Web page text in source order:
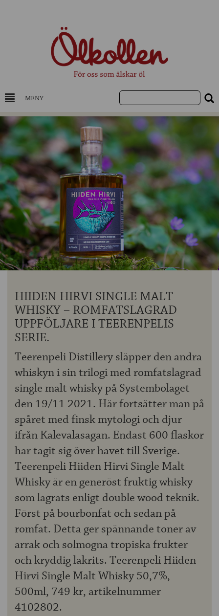
MENY
DRYCKESKUNSKAP
NYHETER
UTVALDA ÖL
UTVALDA CIDER
UTVALDA DESTILLAT
OM ÖLKOLLEN
KONTAKTA OSS
HIIDEN HIRVI SINGLE MALT
WHISKY – ROMFATSLAGRAD
UPPFÖLJARE I TEERENPELIS
SERIE.
Teerenpeli Distillery släpper den andra
whiskyn i sin trilogi med romfatslagrad
single malt whisky på Systembolaget
den 19/11 2021. Här fortsätter man på
spåret med finsk mytologi och djur
ifrån Kalevalasagan. Endast 600 flaskor
har tagit sig över havet till Sverige.
Teerenpeli Hiiden Hirvi Single Malt
Whisky är en generöst fruktig whisky
som lagrats enligt double wood teknik.
Först på bourbonfat och sedan på
romfat. Detta ger spännande toner av
arrak och solmogna tropiska frukter
och kryddig lakrits. Teerenpeli Hiiden
Hirvi Single Malt Whisky 50,7%,
500ml, 749 kr, artikelnummer
4102802.